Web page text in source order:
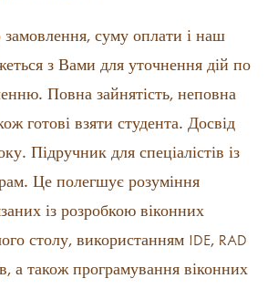
суму оплати і наш
з Вами для уточнення дій по
Повна зайнятість, неповна
готові взяти студента. Досвід
Підручник для спеціалістів із
Це полегшує розуміння
із розробкою віконних
столу, використанням IDE, RAD
а також програмування віконних